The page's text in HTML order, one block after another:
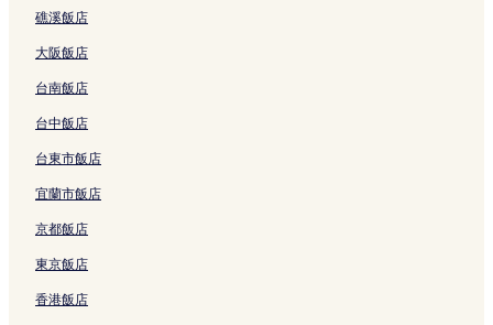
r
i
的
連
h
i
的
連
i
m
a
H
t
l
的
連
結
l
的
連
結
A
的
連
結
礁溪飯店
大阪飯店
台南飯店
台中飯店
台東市飯店
宜蘭市飯店
京都飯店
東京飯店
香港飯店